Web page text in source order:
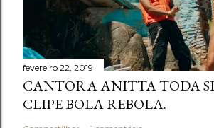
fevereiro 22, 2019
CANTORA ANITTA TODA
CLIPE BOLA REBOLA.